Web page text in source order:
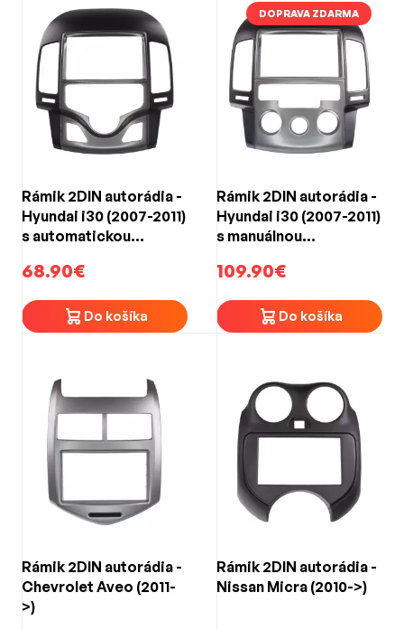
Rámik 2DIN autorádia -
Hyundai i30 (2007-2011)
s automatickou
68.90€
Do košíka
DOPRAVA ZDARMA
Rámik 2DIN autorádia -
Hyundai i30 (2007-2011)
s manuálnou
109.90€
Do košíka
Rámik 2DIN autorádia -
Chevrolet Aveo (2011-
>)
Rámik 2DIN autorádia -
Nissan Micra (2010->)